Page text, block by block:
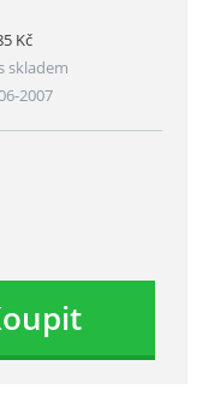
Kč
skladem
2007